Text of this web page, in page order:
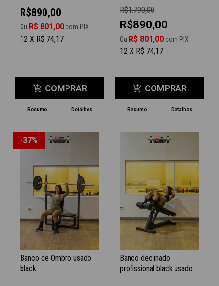
R$890,00
Ou R$ 801,00 com PIX
12 X R$ 74,17
add_shopping_cart COMPRAR
Resumo Detalhes
R$1.790,00
R$890,00
Ou R$ 801,00 com PIX
12 X R$ 74,17
add_shopping_cart COMPRAR
Resumo Detalhes
-37%
Banco de Ombro usado
black
Banco declinado
profissional black usado